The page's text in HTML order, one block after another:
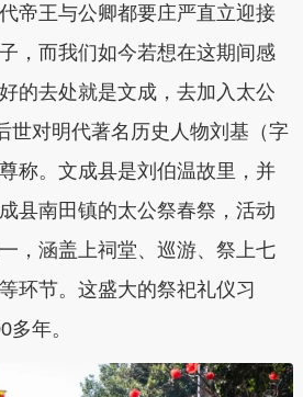
帝王与公卿都要庄严直立迎接
，而我们如今若想在这期间感
的去处就是文成，去加入太公
世对明代著名历史人物刘基（字
称。文成县是刘伯温故里，并
县南田镇的太公祭春祭，活动
，涵盖上祠堂、巡游、祭上七
环节。这盛大的祭祀礼仪习
年。